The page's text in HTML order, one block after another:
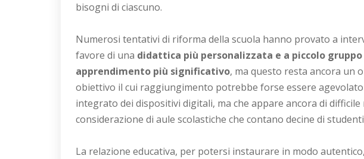
bisogni di ciascuno.
Numerosi tentativi di riforma della scuola hanno provato a
favore di una didattica più personalizzata e a piccolo
apprendimento più significativo, ma questo resta ancora un
obiettivo il cui raggiungimento potrebbe forse essere
integrato dei dispositivi digitali, ma che appare ancora di
considerazione di aule scolastiche che contano decine di
La relazione educativa, per potersi instaurare in modo